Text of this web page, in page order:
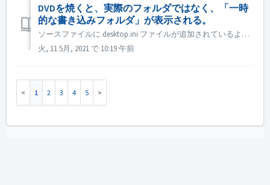
DVDを焼くと、実際のフォルダではなく、「一時
的な書き込みフォルダ」が表示される。
ソースファイルに desktop.ini ファイルが追加されているようです。エクスプローラーがそのファイルを読み、この特定のフォルダがリソースID付きのローカライズされた名前を持っていることを発見します。解決されたローカライズ名は「Temporary Burn Folder」と表示されます。 基本的に、これは...
火, 11 5月, 2021 で 10:19 午前
1 2 3 4 5